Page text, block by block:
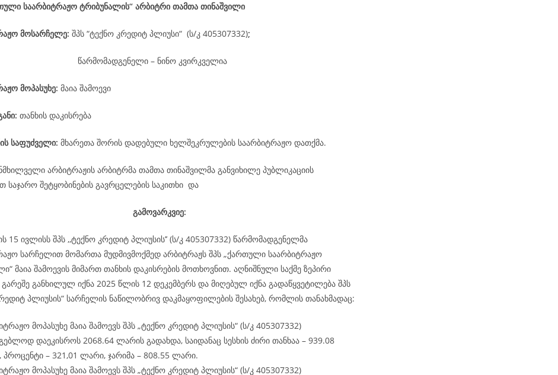
საარბიტრაჟო ტრიბუნალის“ არბიტრი თამთა თინაშვილი
მოსარჩელე: შპს “ტექნო კრედიტ პლიუსი“ (ს/კ 405307332);
წარმომადგენელი – ნინო კვირკველია
მოპასუხე: მაია შამოევი
: თანხის დაკისრება
საფუძველი: მხარეთა შორის დადებული ხელშეკრულების საარბიტრაჟო დათქმა.
არბიტრაჟის არბიტრმა თამთა თინაშვილმა განვიხილე პუბლიკაციის
საჯარო შეტყობინების გავრცელების საკითხი და
გამოვარკვიე:
15 ივლისს შპს ,,ტექნო კრედიტ პლიუსის’’ (ს/კ 405307332) წარმომადგენელმა
სარჩელით მომართა მუდმივმოქმედ არბიტრაჟს შპს „ქართული საარბიტრაჟო
მაია შამოევის მიმართ თანხის დაკისრების მოთხოვნით. აღნიშნული საქმე ზეპირი
გარეშე განხილულ იქნა 2025 წლის 12 დეკემბერს და მიღებულ იქნა გადაწყვეტილება შპს
პლიუსის“ სარჩელის ნაწილობრივ დაკმაყოფილების შესახებ, რომლის თანახმადაც:
მოპასუხე მაია შამოევს შპს „ტექნო კრედიტ პლიუსის“ (ს/კ 405307332)
დაეკისროს 2068.64 ლარის გადახდა, საიდანაც სესხის ძირი თანხაა – 939.08
– 321,01 ლარი, ჯარიმა – 808.55 ლარი.
მოპასუხე მაია შამოევს შპს „ტექნო კრედიტ პლიუსის“ (ს/კ 405307332)